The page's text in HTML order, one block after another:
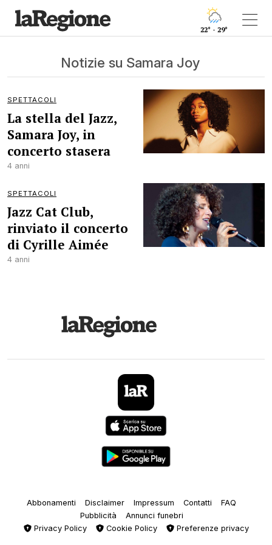
22° - 29°
Notizie su Samara Joy
SPETTACOLI
La stella del Jazz,
Samara Joy, in
concerto stasera
4 anni
SPETTACOLI
Jazz Cat Club,
rinviato il concerto
di Cyrille Aimée
4 anni
Abbonamenti Disclaimer Impressum Contatti
FAQ
Pubblicità
Annunci funebri
Privacy Policy
Cookie Policy Preferenze privacy